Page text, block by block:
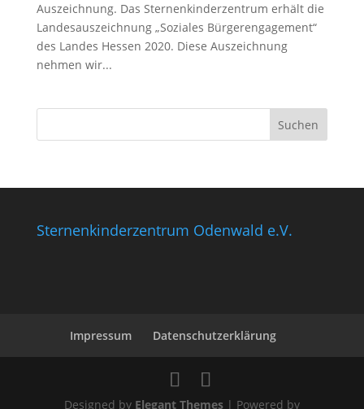
Auszeichnung. Das Sternenkinderzentrum erhält die
Landesauszeichnung „Soziales Bürgerengagement“
des Landes Hessen 2020. Diese Auszeichnung
nehmen wir...
Sternenkinderzentrum Odenwald e.V.
Impressum Datenschutzerklärung
Designed by Elegant Themes| Powered by